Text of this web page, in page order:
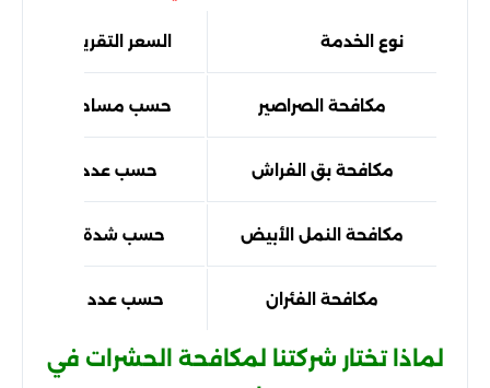
نوع الخدمة السعر التقريبي
مكافحة الصراصير حسب مساحة المنزل
مكافحة بق الفراش حسب عدد الغرف
مكافحة النمل الأبيض حسب شدة الإصابة
مكافحة الفئران حسب عدد الطعوم
لماذا تختار شركتنا لمكافحة الحشرات في